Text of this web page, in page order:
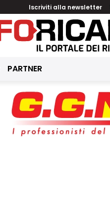
Iscriviti alla newsletter
PARTNER